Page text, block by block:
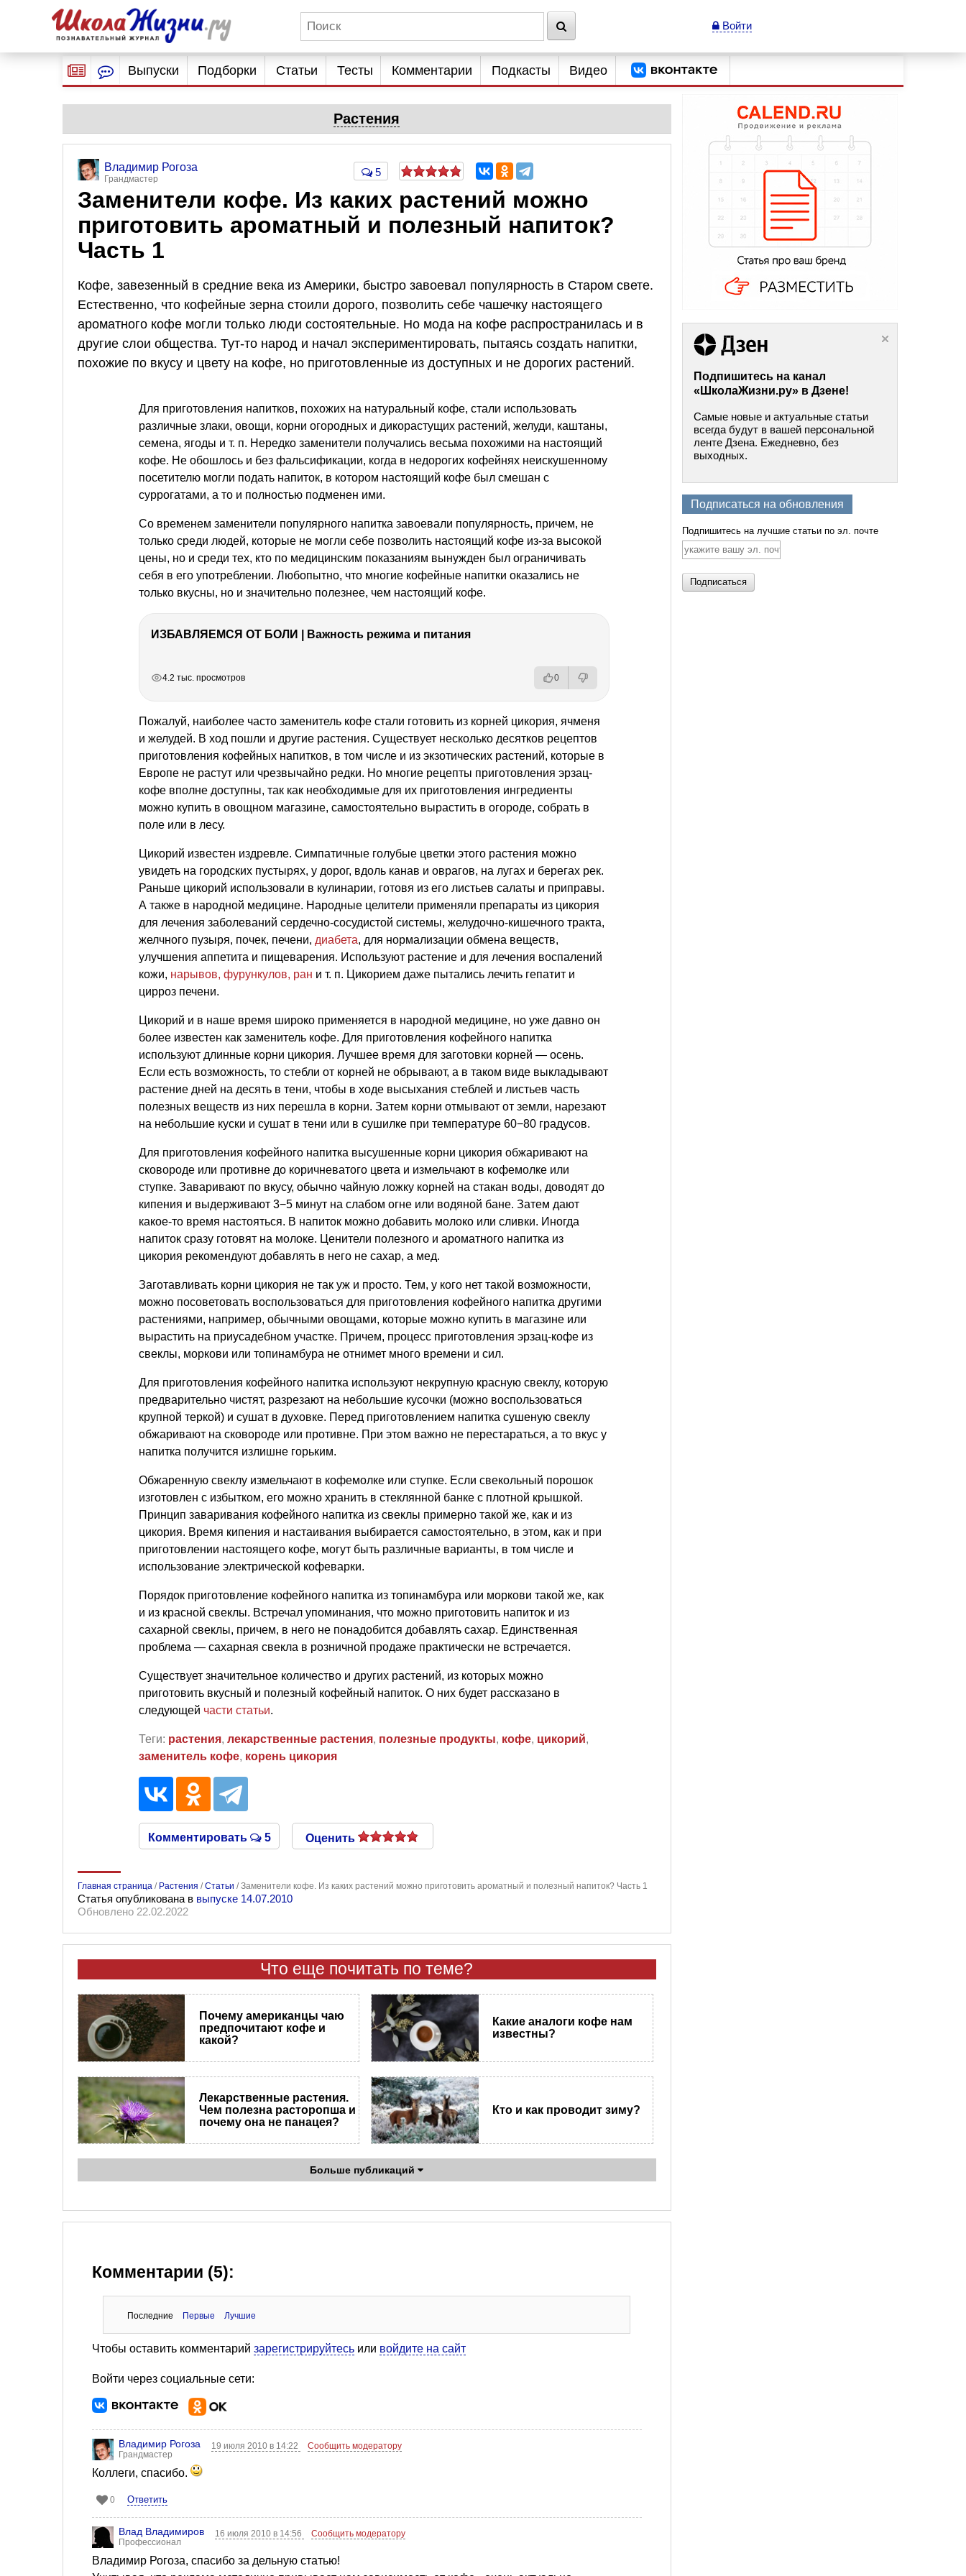
Войти
Выпуски Подборки Статьи Тесты Комментарии Подкасты Видео
Растения
Владимир Рогоза
Грандмастер
5
Заменители кофе. Из каких растений можно
приготовить ароматный и полезный напиток?
Часть 1
Кофе, завезенный в средние века из Америки, быстро завоевал популярность в Старом свете.
Естественно, что кофейные зерна стоили дорого, позволить себе чашечку настоящего
ароматного кофе могли только люди состоятельные. Но мода на кофе распространилась и в
другие слои общества. Тут-то народ и начал экспериментировать, пытаясь создать напитки,
похожие по вкусу и цвету на кофе, но приготовленные из доступных и не дорогих растений.
Для приготовления напитков, похожих на натуральный кофе, стали использовать
различные злаки, овощи, корни огородных и дикорастущих растений, желуди, каштаны,
семена, ягоды и т. п. Нередко заменители получались весьма похожими на настоящий
кофе. Не обошлось и без фальсификации, когда в недорогих кофейнях неискушенному
посетителю могли подать напиток, в котором настоящий кофе был смешан с
суррогатами, а то и полностью подменен ими.
Со временем заменители популярного напитка завоевали популярность, причем, не
только среди людей, которые не могли себе позволить настоящий кофе из-за высокой
цены, но и среди тех, кто по медицинским показаниям вынужден был ограничивать
себя в его употреблении. Любопытно, что многие кофейные напитки оказались не
только вкусны, но и значительно полезнее, чем настоящий кофе.
ИЗБАВЛЯЕМСЯ ОТ БОЛИ | Важность режима и питания
4.2 тыс. просмотров 0
Пожалуй, наиболее часто заменитель кофе стали готовить из корней цикория, ячменя
и желудей. В ход пошли и другие растения. Существует несколько десятков рецептов
приготовления кофейных напитков, в том числе и из экзотических растений, которые в
Европе не растут или чрезвычайно редки. Но многие рецепты приготовления эрзац-
кофе вполне доступны, так как необходимые для их приготовления ингредиенты
можно купить в овощном магазине, самостоятельно вырастить в огороде, собрать в
поле или в лесу.
Цикорий известен издревле. Симпатичные голубые цветки этого растения можно
увидеть на городских пустырях, у дорог, вдоль канав и оврагов, на лугах и берегах рек.
Раньше цикорий использовали в кулинарии, готовя из его листьев салаты и приправы.
А также в народной медицине. Народные целители применяли препараты из цикория
для лечения заболеваний сердечно-сосудистой системы, желудочно-кишечного тракта,
желчного пузыря, почек, печени, диабета, для нормализации обмена веществ,
улучшения аппетита и пищеварения. Используют растение и для лечения воспалений
кожи, нарывов, фурункулов, ран и т. п. Цикорием даже пытались лечить гепатит и
цирроз печени.
Цикорий и в наше время широко применяется в народной медицине, но уже давно он
более известен как заменитель кофе. Для приготовления кофейного напитка
используют длинные корни цикория. Лучшее время для заготовки корней — осень.
Если есть возможность, то стебли от корней не обрывают, а в таком виде выкладывают
растение дней на десять в тени, чтобы в ходе высыхания стеблей и листьев часть
полезных веществ из них перешла в корни. Затем корни отмывают от земли, нарезают
на небольшие куски и сушат в тени или в сушилке при температуре 60−80 градусов.
Для приготовления кофейного напитка высушенные корни цикория обжаривают на
сковороде или противне до коричневатого цвета и измельчают в кофемолке или
ступке. Заваривают по вкусу, обычно чайную ложку корней на стакан воды, доводят до
кипения и выдерживают 3−5 минут на слабом огне или водяной бане. Затем дают
какое-то время настояться. В напиток можно добавить молоко или сливки. Иногда
напиток сразу готовят на молоке. Ценители полезного и ароматного напитка из
цикория рекомендуют добавлять в него не сахар, а мед.
Заготавливать корни цикория не так уж и просто. Тем, у кого нет такой возможности,
можно посоветовать воспользоваться для приготовления кофейного напитка другими
растениями, например, обычными овощами, которые можно купить в магазине или
вырастить на приусадебном участке. Причем, процесс приготовления эрзац-кофе из
свеклы, моркови или топинамбура не отнимет много времени и сил.
Для приготовления кофейного напитка используют некрупную красную свеклу, которую
предварительно чистят, разрезают на небольшие кусочки (можно воспользоваться
крупной теркой) и сушат в духовке. Перед приготовлением напитка сушеную свеклу
обжаривают на сковороде или противне. При этом важно не перестараться, а то вкус у
напитка получится излишне горьким.
Обжаренную свеклу измельчают в кофемолке или ступке. Если свекольный порошок
изготовлен с избытком, его можно хранить в стеклянной банке с плотной крышкой.
Принцип заваривания кофейного напитка из свеклы примерно такой же, как и из
цикория. Время кипения и настаивания выбирается самостоятельно, в этом, как и при
приготовлении настоящего кофе, могут быть различные варианты, в том числе и
использование электрической кофеварки.
Порядок приготовление кофейного напитка из топинамбура или моркови такой же, как
и из красной свеклы. Встречал упоминания, что можно приготовить напиток и из
сахарной свеклы, причем, в него не понадобится добавлять сахар. Единственная
проблема — сахарная свекла в розничной продаже практически не встречается.
Существует значительное количество и других растений, из которых можно
приготовить вкусный и полезный кофейный напиток. О них будет рассказано в
следующей части статьи.
Теги: растения, лекарственные растения, полезные продукты, кофе, цикорий,
заменитель кофе, корень цикория
Комментировать 5 Оценить
Главная страница / Растения /Статьи /Заменители кофе. Из каких растений можно приготовить ароматный и полезный напиток? Часть 1
Статья опубликована в выпуске 14.07.2010
Обновлено 22.02.2022
Что еще почитать по теме?
Почему американцы чаю
предпочитают кофе и
какой?
Какие аналоги кофе нам
известны?
Лекарственные растения.
Чем полезна расторопша и
почему она не панацея?
Кто и как проводит зиму?
Больше публикаций
Комментарии (5):
Последние Первые Лучшие
Чтобы оставить комментарий зарегистрируйтесь или войдите на сайт
Войти через социальные сети:
Владимир Рогоза
Грандмастер
19 июля 2010 в 14:22 Сообщить модератору
Коллеги, спасибо.
0 Ответить
Влад Владимиров
Профессионал
16 июля 2010 в 14:56 Сообщить модератору
Владимир Рогоза, спасибо за дельную статью!
Подпишитесь на канал
«ШколаЖизни.ру» в Дзене!
Самые новые и актуальные статьи
всегда будут в вашей персональной
ленте Дзена. Ежедневно, без
выходных.
Подписаться на обновления
Подпишитесь на лучшие статьи по эл. почте